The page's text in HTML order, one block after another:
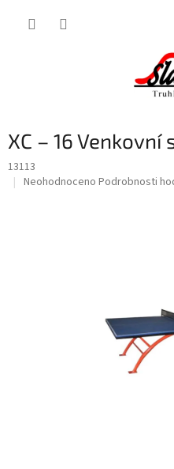
XC – 16
13113
Průměrné
Neohodnoceno Podrobnosti